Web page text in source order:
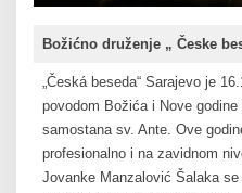
Božićno druženje „ Česke
„Česká beseda“ Sarajevo je
povodom Božića i Nove
samostana sv. Ante. Ove
profesionalno i na zavidnom
Jovanke Manzalović Šalaka